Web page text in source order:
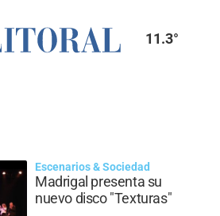
11.3°
Escenarios & Sociedad
Madrigal presenta su
nuevo disco "Texturas"